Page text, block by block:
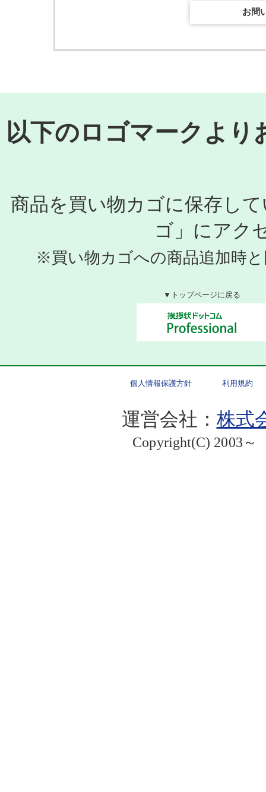
お問
以下のロゴマークより
商品を買い物カゴに保存し
ゴ」にアク
※買い物カゴへの商品追加時
▼トップページに戻る
個人情報保護方針 利用規約
運営会社： 株式
Copyright(C) 2003